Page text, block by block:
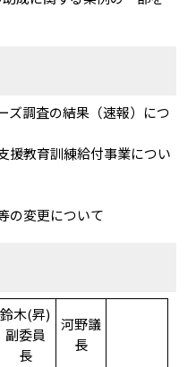
調査の結果（速報）につ
教育訓練給付事業につい
の変更について
鈴木(昇)
副委員
長
河野議
長